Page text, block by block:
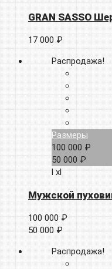
GRAN SASSO
17 000 ₽
Распродажа!
Размеры
100 000 ₽
50 000 ₽
l xl
Мужской
100 000 ₽
50 000 ₽
Распродажа!